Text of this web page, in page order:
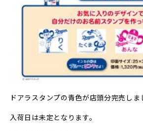
ドアラスタンプの青色が店頭分完売しま
入荷日は未定となります。